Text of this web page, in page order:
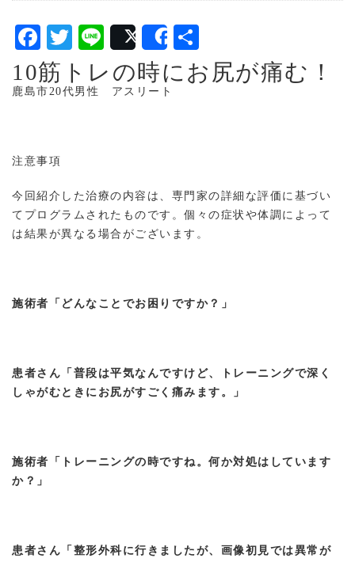
Facebook
Twitter
LinePostShare
有
10筋トレの時にお尻が痛む！
鹿島市20代男性 アスリート
注意事項
今回紹介した治療の内容は、専門家の詳細な評価に基づい
てプログラムされたものです。個々の症状や体調によって
は結果が異なる場合がございます。
施術者「どんなことでお困りですか？」
患者さん「普段は平気なんですけど、トレーニングで深く
しゃがむときにお尻がすごく痛みます。」
施術者「トレーニングの時ですね。何か対処はしています
か？」
患者さん「整形外科に行きましたが、画像初見では異常が